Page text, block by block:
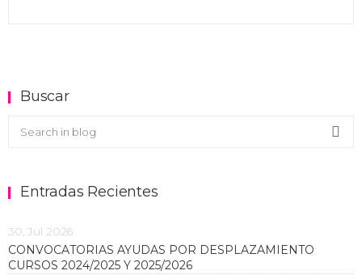
Buscar
Buscar en el blog
Entradas Recientes
30, Jul 2026
CONVOCATORIAS AYUDAS POR DESPLAZAMIENTO
CURSOS 2024/2025 Y 2025/2026